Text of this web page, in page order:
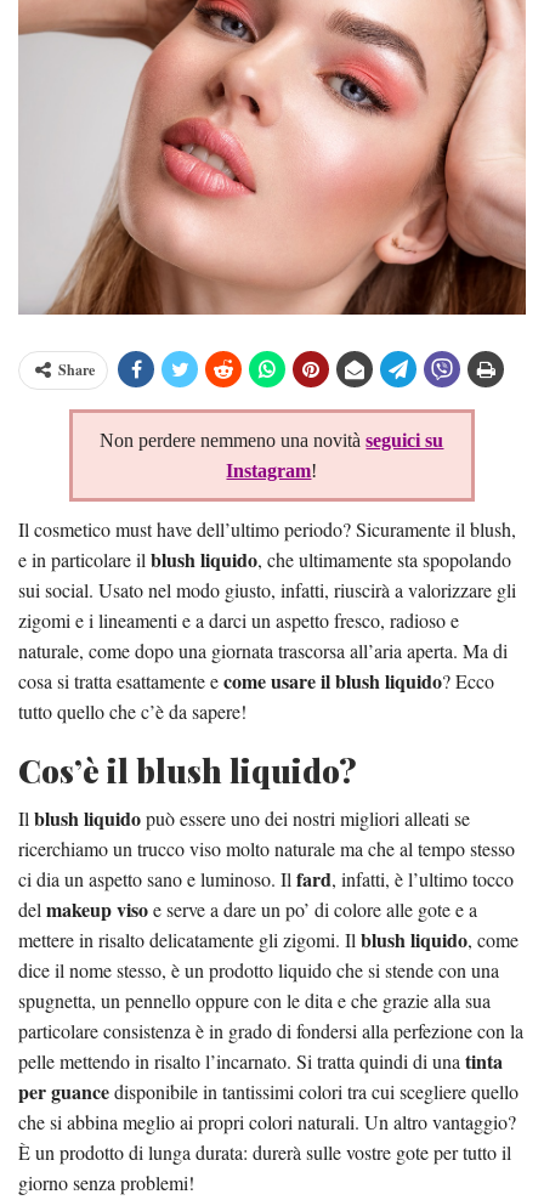
Share
Non perdere nemmeno una novitàseguici su
Instagram!
Il cosmetico must have dell’ultimo periodo? Sicuramente il blush,
e in particolare il blush liquido, che ultimamente sta spopolando
sui social. Usato nel modo giusto, infatti, riuscirà a valorizzare gli
zigomi e i lineamenti e a darci un aspetto fresco, radioso e
naturale, come dopo una giornata trascorsa all’aria aperta. Ma di
cosa si tratta esattamente ecome usare il blush liquido? Ecco
tutto quello che c’è da sapere!
Cos’è il blush liquido?
Il blush liquidopuò essere uno dei nostri migliori alleati se
ricerchiamo un trucco viso molto naturale ma che al tempo stesso
ci dia un aspetto sano e luminoso. Il fard, infatti, è l’ultimo tocco
del makeup visoe serve a dare un po’ di colore alle gote e a
mettere in risalto delicatamente gli zigomi. Il blush liquido, come
dice il nome stesso, è un prodotto liquido che si stende con una
spugnetta, un pennello oppure con le dita e che grazie alla sua
particolare consistenza è in grado di fondersi alla perfezione con la
pelle mettendo in risalto l’incarnato. Si tratta quindi di una tinta
per guancedisponibile in tantissimi colori tra cui scegliere quello
che si abbina meglio ai propri colori naturali. Un altro vantaggio?
È un prodotto di lunga durata: durerà sulle vostre gote per tutto il
giorno senza problemi!